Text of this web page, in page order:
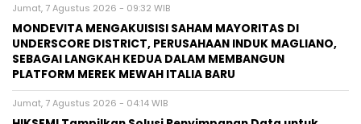
Jumat, 7 Agustus 2026 - 09:32 WIB
MONDEVITA MENGAKUISISI SAHAM MAYORITAS DI
UNDERSCORE DISTRICT, PERUSAHAAN INDUK MAGLIANO,
SEBAGAI LANGKAH KEDUA DALAM MEMBANGUN
PLATFORM MEREK MEWAH ITALIA BARU
Jumat, 7 Agustus 2026 - 04:14 WIB